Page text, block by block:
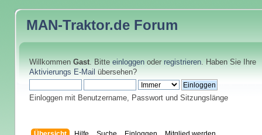
MAN-Traktor.de Forum
Willkommen Gast. Bitte einloggenoder registrieren. Haben Sie Ihre
Aktivierungs E-Mail übersehen?
Einloggen mit Benutzername, Passwort und Sitzungslänge